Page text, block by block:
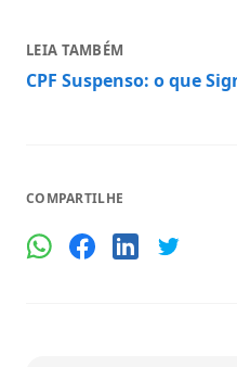
LEIA TAMBÉM
CPF Suspenso: o que
COMPARTILHE